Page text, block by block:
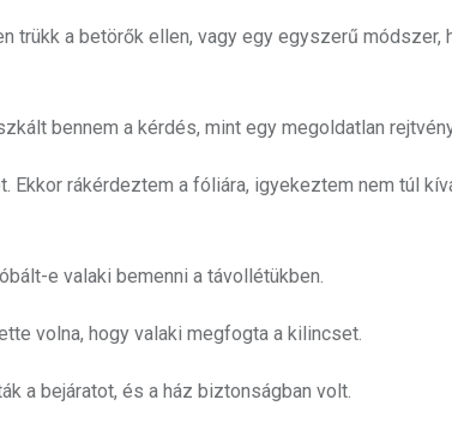
trükk a betörők ellen, vagy egy egyszerű módszer,
bennem a kérdés, mint egy megoldatlan
rákérdeztem a fóliára, igyekeztem nem túl
e valaki bemenni a távollétükben.
volna, hogy valaki megfogta a kilincset.
a bejáratot, és a ház biztonságban volt.